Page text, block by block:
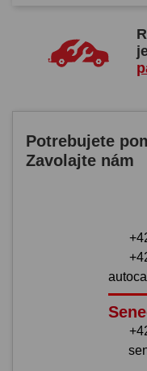
Potrebujete
Zavolajte nám